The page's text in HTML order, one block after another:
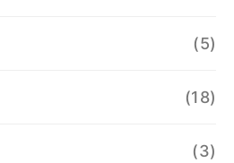
(5)
(18)
(3)